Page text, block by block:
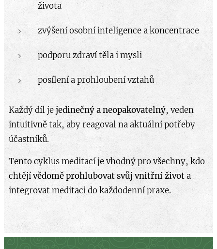
života
zvýšení osobní inteligence a koncentrace
podporu zdraví těla i mysli
posílení a prohloubení vztahů
Každý díl jejedinečný a neopakovatelný, veden
intuitivně tak, aby reagoval na aktuální potřeby
účastníků.
Tento cyklus meditací je vhodný pro všechny, kdo
chtějívědomě prohlubovat svůj vnitřní života
integrovat meditaci do každodenní praxe.